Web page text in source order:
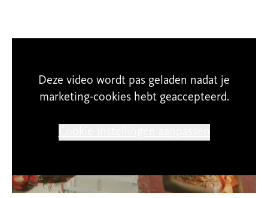
Deze video wordt pas geladen nadat je
marketing-cookies hebt geaccepteerd.